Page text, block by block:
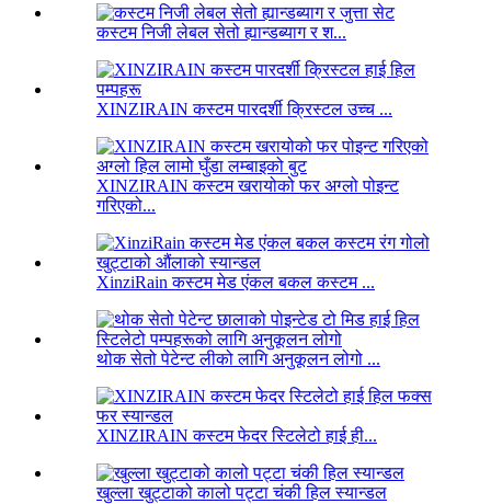
कस्टम निजी लेबल सेतो ह्यान्डब्याग र श...
XINZIRAIN कस्टम पारदर्शी क्रिस्टल उच्च ...
XINZIRAIN कस्टम खरायोको फर अग्लो पोइन्ट
गरिएको...
XinziRain कस्टम मेड एंकल बकल कस्टम ...
थोक सेतो पेटेन्ट लीको लागि अनुकूलन लोगो ...
XINZIRAIN कस्टम फेदर स्टिलेटो हाई ही...
खुल्ला खुट्टाको कालो पट्टा चंकी हिल स्यान्डल